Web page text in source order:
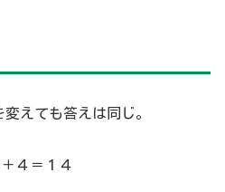
えても答えは同じ。
４＝１４